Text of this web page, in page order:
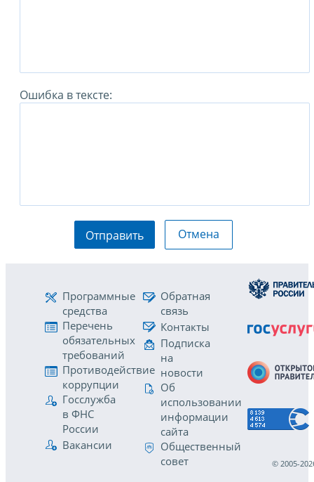
Ошибка в тексте:
Отправить Отмена
Программные
средства
Перечень
обязательных
требований
Противодействие
коррупции
Госслужба
в ФНС
России
Вакансии
Обратная
связь
Контакты
Подписка
на
новости
Об
использовании
информации
сайта
Общественный
совет
© 2005-